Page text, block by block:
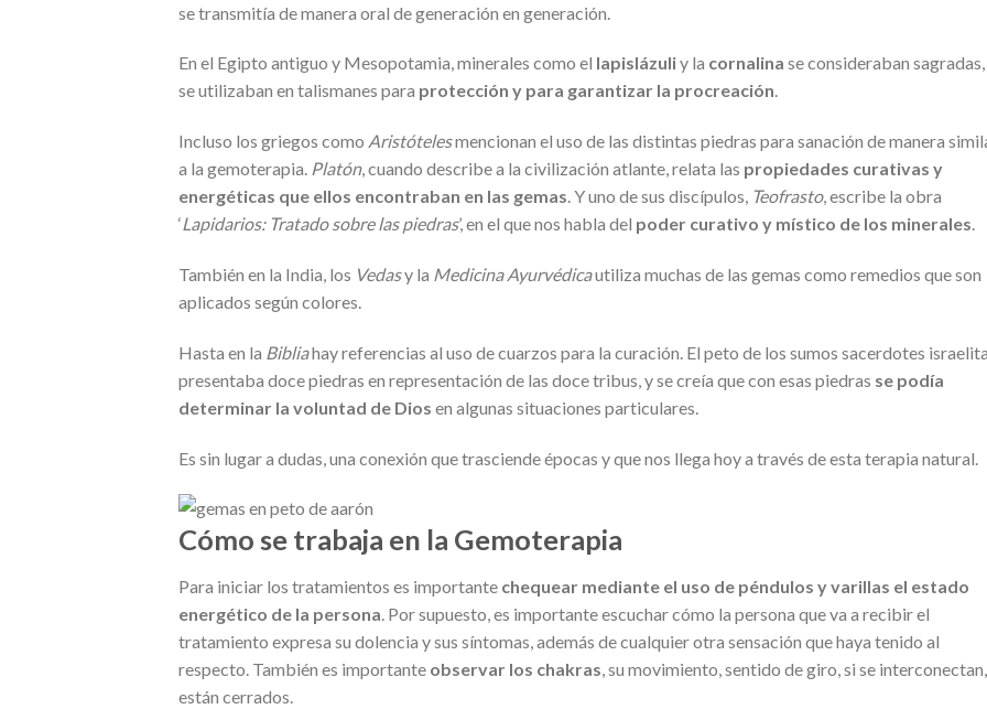
se transmitía de manera oral de generación en generación.
En el Egipto antiguo y Mesopotamia, minerales como el lapislázuliy la cornalina se consideraban
se utilizaban en talismanes para protección y para garantizar la procreación.
Incluso los griegos como Aristótelesmencionan el uso de las distintas piedras para sanación de manera
a la gemoterapia. Platón, cuando describe a la civilización atlante, relata las propiedades curativas y
energéticas que ellos encontraban en las gemas. Y uno de sus discípulos, Teofrasto, escribe la obra
‘Lapidarios: Tratado sobre las piedras’, en el que nos habla del poder curativo y místico de los minerales.
También en la India, los Vedasy la Medicina Ayurvédicautiliza muchas de las gemas como remedios que son
aplicados según colores.
Hasta en la Bibliahay referencias al uso de cuarzos para la curación. El peto de los sumos sacerdotes
presentaba doce piedras en representación de las doce tribus, y se creía que con esas piedras se podía
determinar la voluntad de Dios en algunas situaciones particulares.
Es sin lugar a dudas, una conexión que trasciende épocas y que nos llega hoy a través de esta terapia natural.
Cómo se trabaja en la Gemoterapia
Para iniciar los tratamientos es importante chequear mediante el uso de péndulos y varillas el estado
energético de la persona. Por supuesto, es importante escuchar cómo la persona que va a recibir el
tratamiento expresa su dolencia y sus síntomas, además de cualquier otra sensación que haya tenido al
respecto. También es importante observar los chakras, su movimiento, sentido de giro, si se
están cerrados.